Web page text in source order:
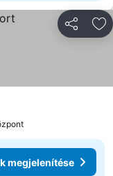
megjelenítése